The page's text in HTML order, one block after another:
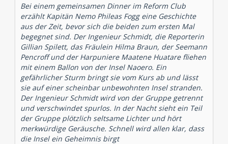
Bei einem gemeinsamen Dinner im Reform Club
erzählt Kapitän Nemo Phileas Fogg eine Geschichte
aus der Zeit, bevor sich die beiden zum ersten Mal
begegnet sind. Der Ingenieur Schmidt, die Reporterin
Gillian Spilett, das Fräulein Hilma Braun, der Seemann
Pencroff und der Harpuniere Maatene Huatare fliehen
mit einem Ballon von der Insel Naoero. Ein
gefährlicher Sturm bringt sie vom Kurs ab und lässt
sie auf einer scheinbar unbewohnten Insel stranden.
Der Ingenieur Schmidt wird von der Gruppe getrennt
und verschwindet spurlos. In der Nacht sieht ein Teil
der Gruppe plötzlich seltsame Lichter und hört
merkwürdige Geräusche. Schnell wird allen klar, dass
die Insel ein Geheimnis birgt